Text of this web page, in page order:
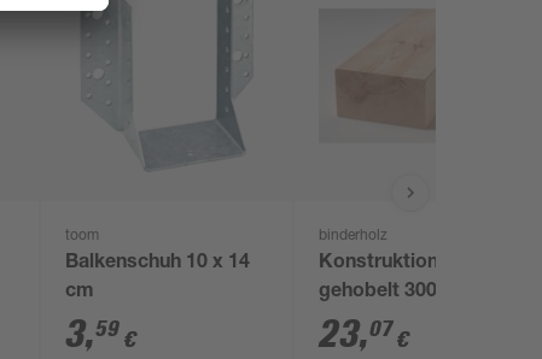
toom
Balkenschuh 10 x 14
cm
3,59 €
binderholz
Konstruktionsvollholz
gehobelt 3000 x 100 x
80 mm
23,07€